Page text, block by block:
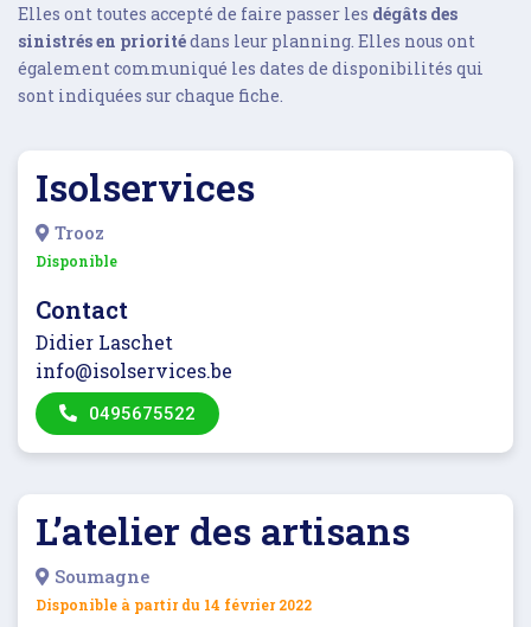
Elles ont toutes accepté de faire passer les dégâts des
sinistrés en prioritédans leur planning. Elles nous ont
également communiqué les dates de disponibilités qui
sont indiquées sur chaque fiche.
Isolservices
Trooz
Disponible
Contact
Didier Laschet
info@isolservices.be
0495675522
L’atelier des artisans
Soumagne
Disponible à partir du 14 février 2022